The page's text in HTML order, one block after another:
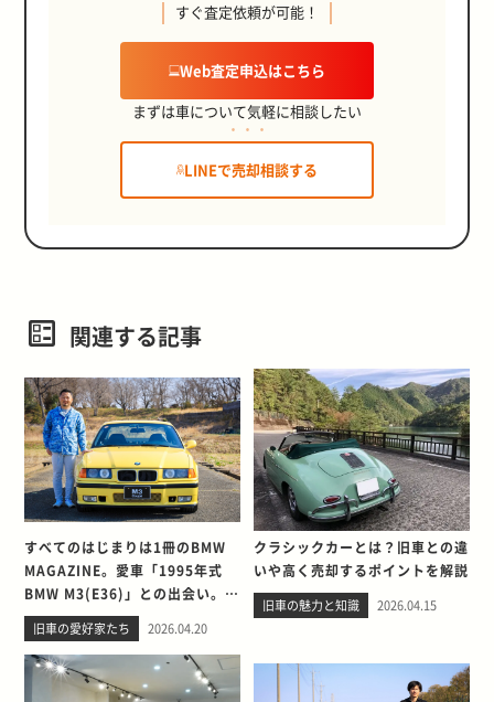
すぐ査定依頼が可能！
Web査定申込はこちら
まずは車について気軽に相談したい
LINEで売却相談する
関連する記事
すべてのはじまりは1冊のBMW
MAGAZINE。愛車「1995年式
BMW M3(E36)」との出会い。そ
して別れを考える
旧車の愛好家たち 2026.04.20
クラシックカーとは？旧車との違
いや高く売却するポイントを解説
旧車の魅力と知識 2026.04.15